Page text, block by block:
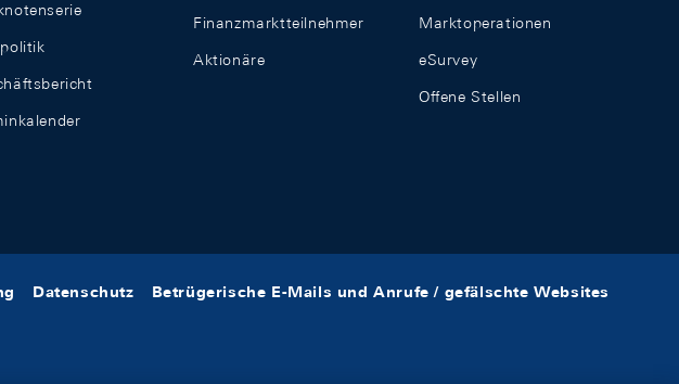
Finanzmarktteilnehmer
Aktionäre
Marktoperationen
eSurvey
Offene Stellen
Datenschutz Betrügerische E-Mails und Anrufe / gefälschte Websites